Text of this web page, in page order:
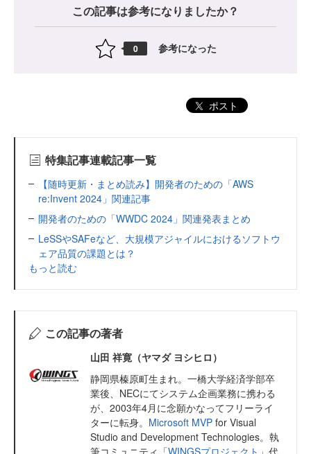
この記事は参考になりましたか？
0 参考になった
ポスト
特集記事連載記事一覧
【随時更新・まとめ読み】開発者のための「AWS
re:Invent 2024」関連記事
開発者のための「WWDC 2024」関連発表まとめ
LeSSやSAFeなど、大規模アジャイルにおけるソフトウ
ェア品質の課題とは？
もっと読む
この記事の著者
山田 祥寛（ヤマダ ヨシヒロ）
静岡県榛原町生まれ。一橋大学経済学部卒
業後、NECにてシステム企画業務に携わる
が、2003年4月に念願かなってフリーライ
ターに転身。 Microsoft MVP for Visual
Studio and Development Technologies。執
筆コミュニティ「WINGSプロジェクト 」代